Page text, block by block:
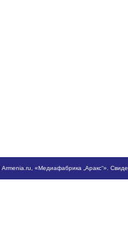
Armenia.ru , «Медиафабрика „Аракс“».